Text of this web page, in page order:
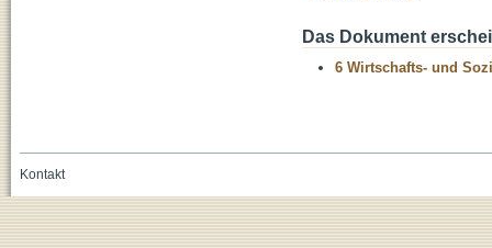
Das Dokument
6 Wirtschafts- und
Kontakt